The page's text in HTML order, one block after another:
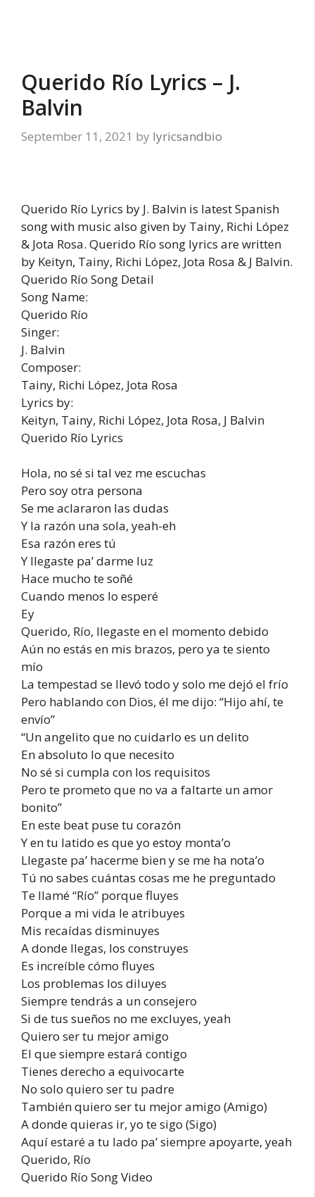
Querido Río Lyrics – J.
Balvin
September 11, 2021 by lyricsandbio
Querido Río Lyrics by J. Balvin is latest Spanish
song with music also given by Tainy, Richi López
& Jota Rosa. Querido Río song lyrics are written
by Keityn, Tainy, Richi López, Jota Rosa & J Balvin.
Querido Río Song Detail
Song Name:
Querido Río
Singer:
J. Balvin
Composer:
Tainy, Richi López, Jota Rosa
Lyrics by:
Keityn, Tainy, Richi López, Jota Rosa, J Balvin
Querido Río Lyrics
Hola, no sé si tal vez me escuchas
Pero soy otra persona
Se me aclararon las dudas
Y la razón una sola, yeah-eh
Esa razón eres tú
Y llegaste pa’ darme luz
Hace mucho te soñé
Cuando menos lo esperé
Ey
Querido, Río, llegaste en el momento debido
Aún no estás en mis brazos, pero ya te siento
mío
La tempestad se llevó todo y solo me dejó el frío
Pero hablando con Dios, él me dijo: “Hijo ahí, te
envío”
“Un angеlito que no cuidarlo es un delito
En absoluto lo quе necesito
No sé si cumpla con los requisitos
Pero te prometo que no va a faltarte un amor
bonito”
En este beat puse tu corazón
Y en tu latido es que yo estoy monta’o
Llegaste pa’ hacerme bien y se me ha nota’o
Tú no sabes cuántas cosas me he preguntado
Te llamé “Río” porque fluyes
Porque a mi vida le atribuyes
Mis recaídas disminuyes
A donde llegas, los construyes
Es increíble cómo fluyes
Los problemas los diluyes
Siempre tendrás a un consejero
Si de tus sueños no me excluyes, yeah
Quiero ser tu mejor amigo
El que siempre estará contigo
Tienes derecho a equivocarte
No solo quiero ser tu padre
También quiero ser tu mejor amigo (Amigo)
A donde quieras ir, yo te sigo (Sigo)
Aquí estaré a tu lado pa’ siempre apoyarte, yeah
Querido, Río
Querido Río Song Video